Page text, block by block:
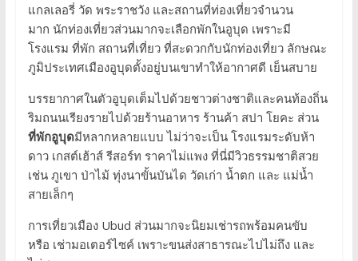
แกลเลอรี่ วัด พระราชวัง และสถานที่ท่องเที่ยวจำนวน
มาก นักท่องเที่ยวส่วนมากจะเลือกพักในอูบุด เพราะมี
โรงแรม ที่พัก สถานที่เที่ยว ที่สะดวกกับนักท่องเที่ยว ลักษณะ
ภูมิประเทศเมืองอูบุดตั้งอยู่บนเขาทำให้อากาศดี เย็นสบาย
บรรยากาศในตัวอูบุดเต็มไปด้วยชาวต่างชาติและคนท้องถิ่น
ริมถนนเรียงรายไปด้วยร้านอาหาร ร้านค้า สปา โยคะ ส่วน
ที่พักอูบุดมีหลากหลายแบบ ไม่ว่าจะเป็น โรงแรมระดับห้า
ดาว เกสต์เฮ้าส์ รีสอร์ท ราคาไม่แพง ที่นี่มีวิวธรรมชาติสวย
เช่น ภูเขา ป่าไม้ ทุ่งนาขั้นบันได วัดเก่า น้ำตก และ แม่น้ำ
สายเล็กๆ
การเที่ยวเมือง Ubud ส่วนมากจะนิยมเช่ารถพร้อมคนขับ
หรือ เช่ามอเตอร์ไซค์ เพราะขนส่งสาธารณะไปไม่ถึง และ